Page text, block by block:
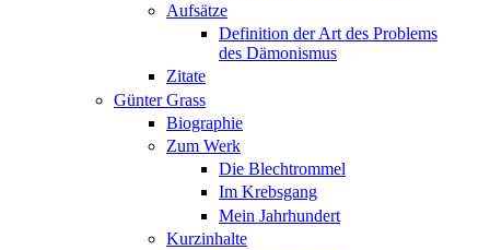
Aufsätze
Definition der Art des Problems
des Dämonismus
Zitate
Günter Grass
Biographie
Zum Werk
Die Blechtrommel
Im Krebsgang
Mein Jahrhundert
Kurzinhalte